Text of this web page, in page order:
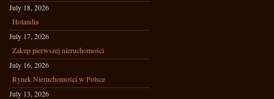
July 18, 2026
Holandia
July 17, 2026
Zakup pierwszej nieruchomości
July 16, 2026
Rynek Nieruchomości w Polsce
July 13, 2026